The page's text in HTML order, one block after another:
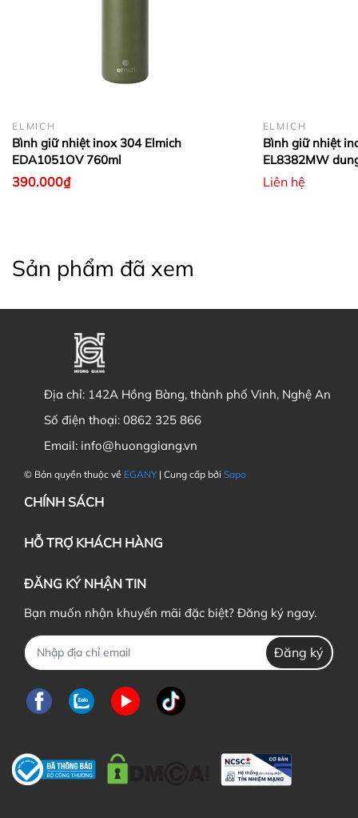
ELMICH
Bình giữ nhiệt inox 304 Elmich
EDA1051OV 760ml
390.000₫
ELMICH
Bình giữ nhiệt
EL8382MW
Liên hệ
Sản phẩm đã xem
Địa chỉ: 142A Hồng Bàng, thành phố Vinh, Nghệ An
Số điện thoại: 0862 325 866
Email: info@huonggiang.vn
© Bản quyền thuộc về EGANY | Cung cấp bởi Sapo
CHÍNH SÁCH
HỖ TRỢ KHÁCH HÀNG
ĐĂNG KÝ NHẬN TIN
Bạn muốn nhận khuyến mãi đặc biệt? Đăng ký ngay.
Đăng ký